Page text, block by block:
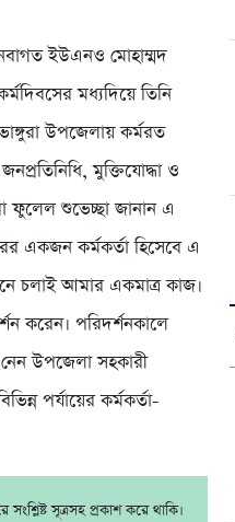
নবাগত ইউএনও মোহাম্মদ
মধ্যদিয়ে তিনি
উপজেলায় কর্মরত
মুক্তিযোদ্ধা ও
ফুলেল শুভেচ্ছা জানান এ
একজন কর্মকর্তা হিসেবে এ
চলাই আমার একমাত্র কাজ।
করেন। পরিদর্শনকালে
উপজেলা সহকারী
পর্যায়ের কর্মকর্তা-
সূত্রসহ প্রকাশ করে থাকি।